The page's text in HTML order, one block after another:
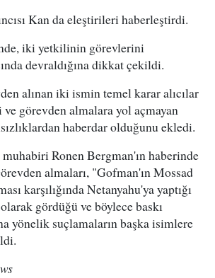
Kan da eleştirileri haberleştirdi.
iki yetkilinin görevlerini
devraldığına dikkat çekildi.
alınan iki ismin temel karar alıcılar
ve görevden almalara yol açmayan
haberdar olduğunu ekledi.
Ronen Bergman'ın haberinde
almaları, "Gofman'ın Mossad
karşılığında Netanyahu'ya yaptığı
gördüğü ve böylece baskı
yönelik suçlamaların başka isimlere